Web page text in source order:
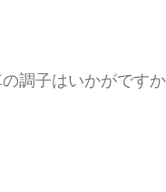
調子はいかがですか